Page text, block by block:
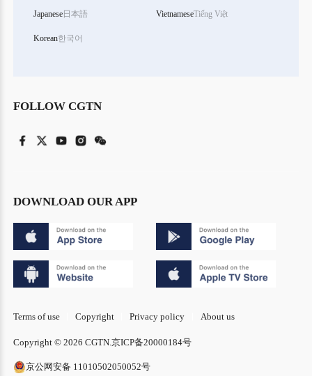
Japanese日本語
Korean한국어
VietnameseTiếng Việt
FOLLOW CGTN
DOWNLOAD OUR APP
Terms of use Copyright Privacy policy About us
Copyright © 2026 CGTN.京ICP备20000184号
京公网安备 11010502050052号